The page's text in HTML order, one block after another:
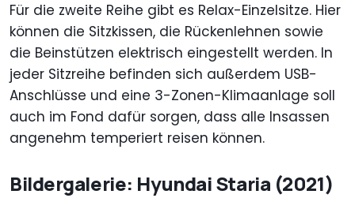
Für die zweite Reihe gibt es Relax-Einzelsitze. Hier
können die Sitzkissen, die Rückenlehnen sowie
die Beinstützen elektrisch eingestellt werden. In
jeder Sitzreihe befinden sich außerdem USB-
Anschlüsse und eine 3-Zonen-Klimaanlage soll
auch im Fond dafür sorgen, dass alle Insassen
angenehm temperiert reisen können.
Bildergalerie: Hyundai Staria (2021)